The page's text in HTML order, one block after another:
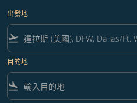
出發地
flight_takeoff
目的地
flight_land